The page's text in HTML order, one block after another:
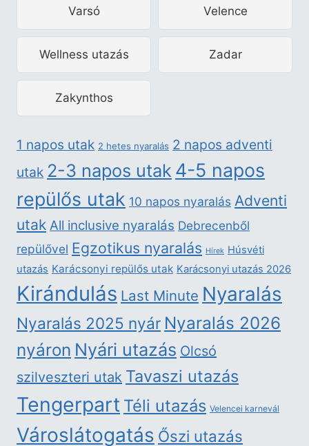
Varsó Velence
Wellness utazás Zadar
Zakynthos
1 napos utak 2 hetes nyaralás 2 napos adventi
utak 2-3 napos utak 4-5 napos
repülős utak 10 napos nyaralás Adventi
utak All inclusive nyaralás Debrecenből
repülővel Egzotikus nyaralás Hírek Húsvéti
utazás Karácsonyi repülős utak Karácsonyi utazás 2026
Kirándulás Last Minute Nyaralás
Nyaralás 2025 nyár Nyaralás 2026
nyáron Nyári utazás Olcsó
szilveszteri utak Tavaszi utazás
Tengerpart Téli utazás Velencei karnevál
Városlátogatás Őszi utazás